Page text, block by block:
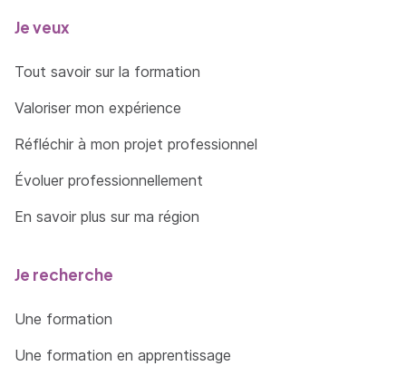
Création manuelle
Création d’état avec assistant
Imprimer un état
Sections d’un état
Calculs dans un état
Macros sur un bouton de commande
Macros lancement d’application
Je veux
Tout savoir sur la formation
Valoriser mon expérience
Réfléchir à mon projet professionnel
Évoluer professionnellement
En savoir plus sur ma région
Je recherche
Une formation
Une formation en apprentissage